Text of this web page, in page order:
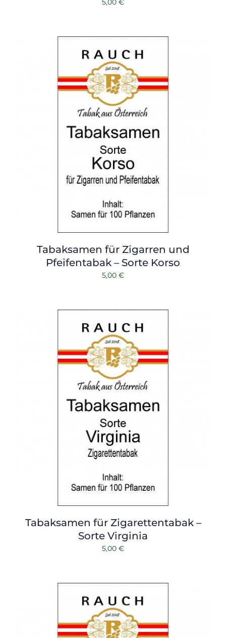
5,00 €
Tabaksamen für Zigarren und
Pfeifentabak – Sorte Korso
5,00 €
Tabaksamen für Zigarettentabak –
Sorte Virginia
5,00 €